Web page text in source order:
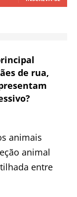
de rua,
animais
animal
entre